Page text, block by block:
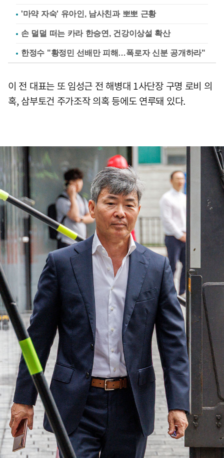
'마약 자숙' 유아인, 남사친과 뽀뽀 근황
손 덜덜 떠는 카라 한승연, 건강이상설 확산
한정수 "황정민 선배만 피해…폭로자 신분 공개하라"
이 전 대표는 또 임성근 전 해병대 1사단장 구명 로비 의
혹, 삼부토건 주가조작 의혹 등에도 연루돼 있다.